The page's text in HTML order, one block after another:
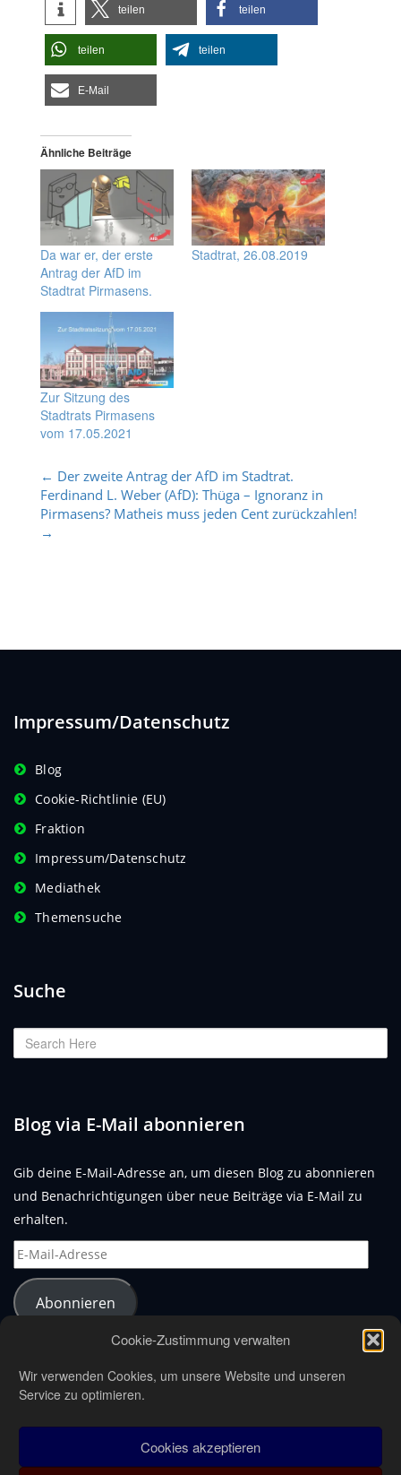
Cookie-Zustimmung verwalten
Wir verwenden Cookies, um unsere Website und unseren
Service zu optimieren.
Cookies akzeptieren
teilen teilen
teilen teilen
E-Mail
Ähnliche Beiträge
Da war er, der erste
Antrag der AfD im
Stadtrat Pirmasens.
Stadtrat, 26.08.2019
Zur Sitzung des
Stadtrats Pirmasens
vom 17.05.2021
Post
navigation
← Der zweite Antrag der AfD im Stadtrat.
Ferdinand L. Weber (AfD): Thüga – Ignoranz in
Pirmasens? Matheis muss jeden Cent zurückzahlen!
→
Impressum/Datenschutz
Blog
Cookie-Richtlinie (EU)
Fraktion
Impressum/Datenschutz
Mediathek
Themensuche
Suche
Blog via E-Mail abonnieren
Gib deine E-Mail-Adresse an, um diesen Blog zu abonnieren
und Benachrichtigungen über neue Beiträge via E-Mail zu
erhalten.
E-
Mail-
AdresseAbonnieren